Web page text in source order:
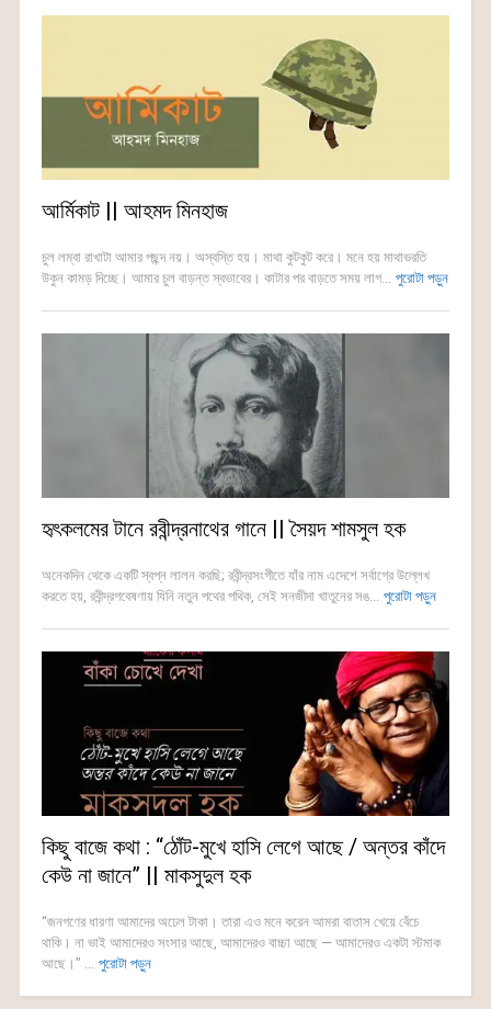
আর্মিকাট || আহমদ মিনহাজ
চুল লম্বা রাখাটা আমার পছন্দ নয়। অস্বস্তি হয়। মাথা কুটকুট করে। মনে হয় মাথাভরতি
উকুন কামড় দিচ্ছে। আমার চুল বাড়ন্ত স্বভাবের। কাটার পর বাড়তে সময় লাগ... পুরোটা পড়ুন
হৃৎকলমের টানে রবীন্দ্রনাথের গানে || সৈয়দ শামসুল হক
অনেকদিন থেকে একটি স্বপ্ন লালন করছি; রবীন্দ্রসংগীতে যাঁর নাম এদেশে সর্বাগ্রে উল্লেখ
করতে হয়, রবীন্দ্রগবেষণায় যিনি নতুন পথের পথিক, সেই সনজীদা খাতুনের সঙ... পুরোটা পড়ুন
কিছু বাজে কথা : “ঠোঁট-মুখে হাসি লেগে আছে / অন্তর কাঁদে
কেউ না জানে” || মাকসুদুল হক
“জনগণের ধারণা আমাদের অঢেল টাকা। তারা এও মনে করেন আমরা বাতাস খেয়ে বেঁচে
থাকি। না ভাই আমাদেরও সংসার আছে, আমাদেরও বাচ্চা আছে — আমাদেরও একটা স্টমাক
আছে।” ... পুরোটা পড়ুন